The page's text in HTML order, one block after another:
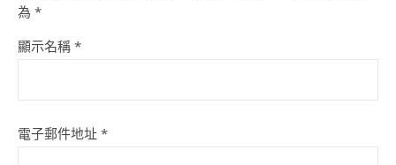
為 *
顯示名稱 *
電子郵件地址 *